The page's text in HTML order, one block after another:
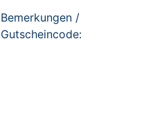
Bemerkungen /
Gutscheincode: